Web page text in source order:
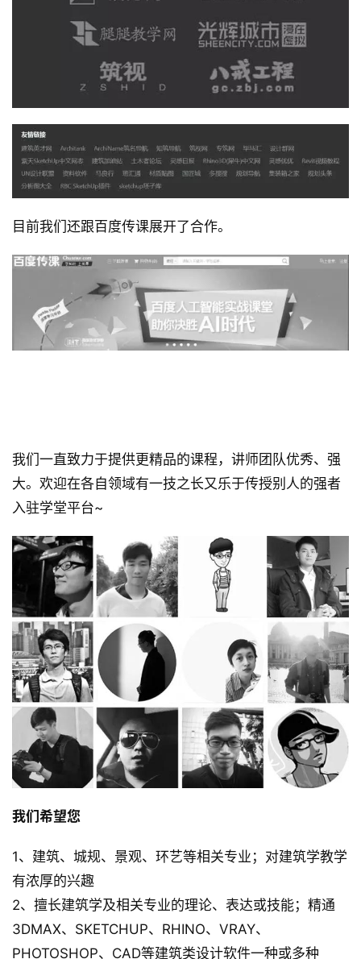
目前我们还跟百度传课展开了合作。
我们一直致力于提供更精品的课程，讲师团队优秀、强
大。欢迎在各自领域有一技之长又乐于传授别人的强者
入驻学堂平台~
我们希望您
1、建筑、城规、景观、环艺等相关专业；对建筑学教学
有浓厚的兴趣
2、擅长建筑学及相关专业的理论、表达或技能；精通
3DMAX、SKETCHUP、RHINO、VRAY、
PHOTOSHOP、CAD等建筑类设计软件一种或多种